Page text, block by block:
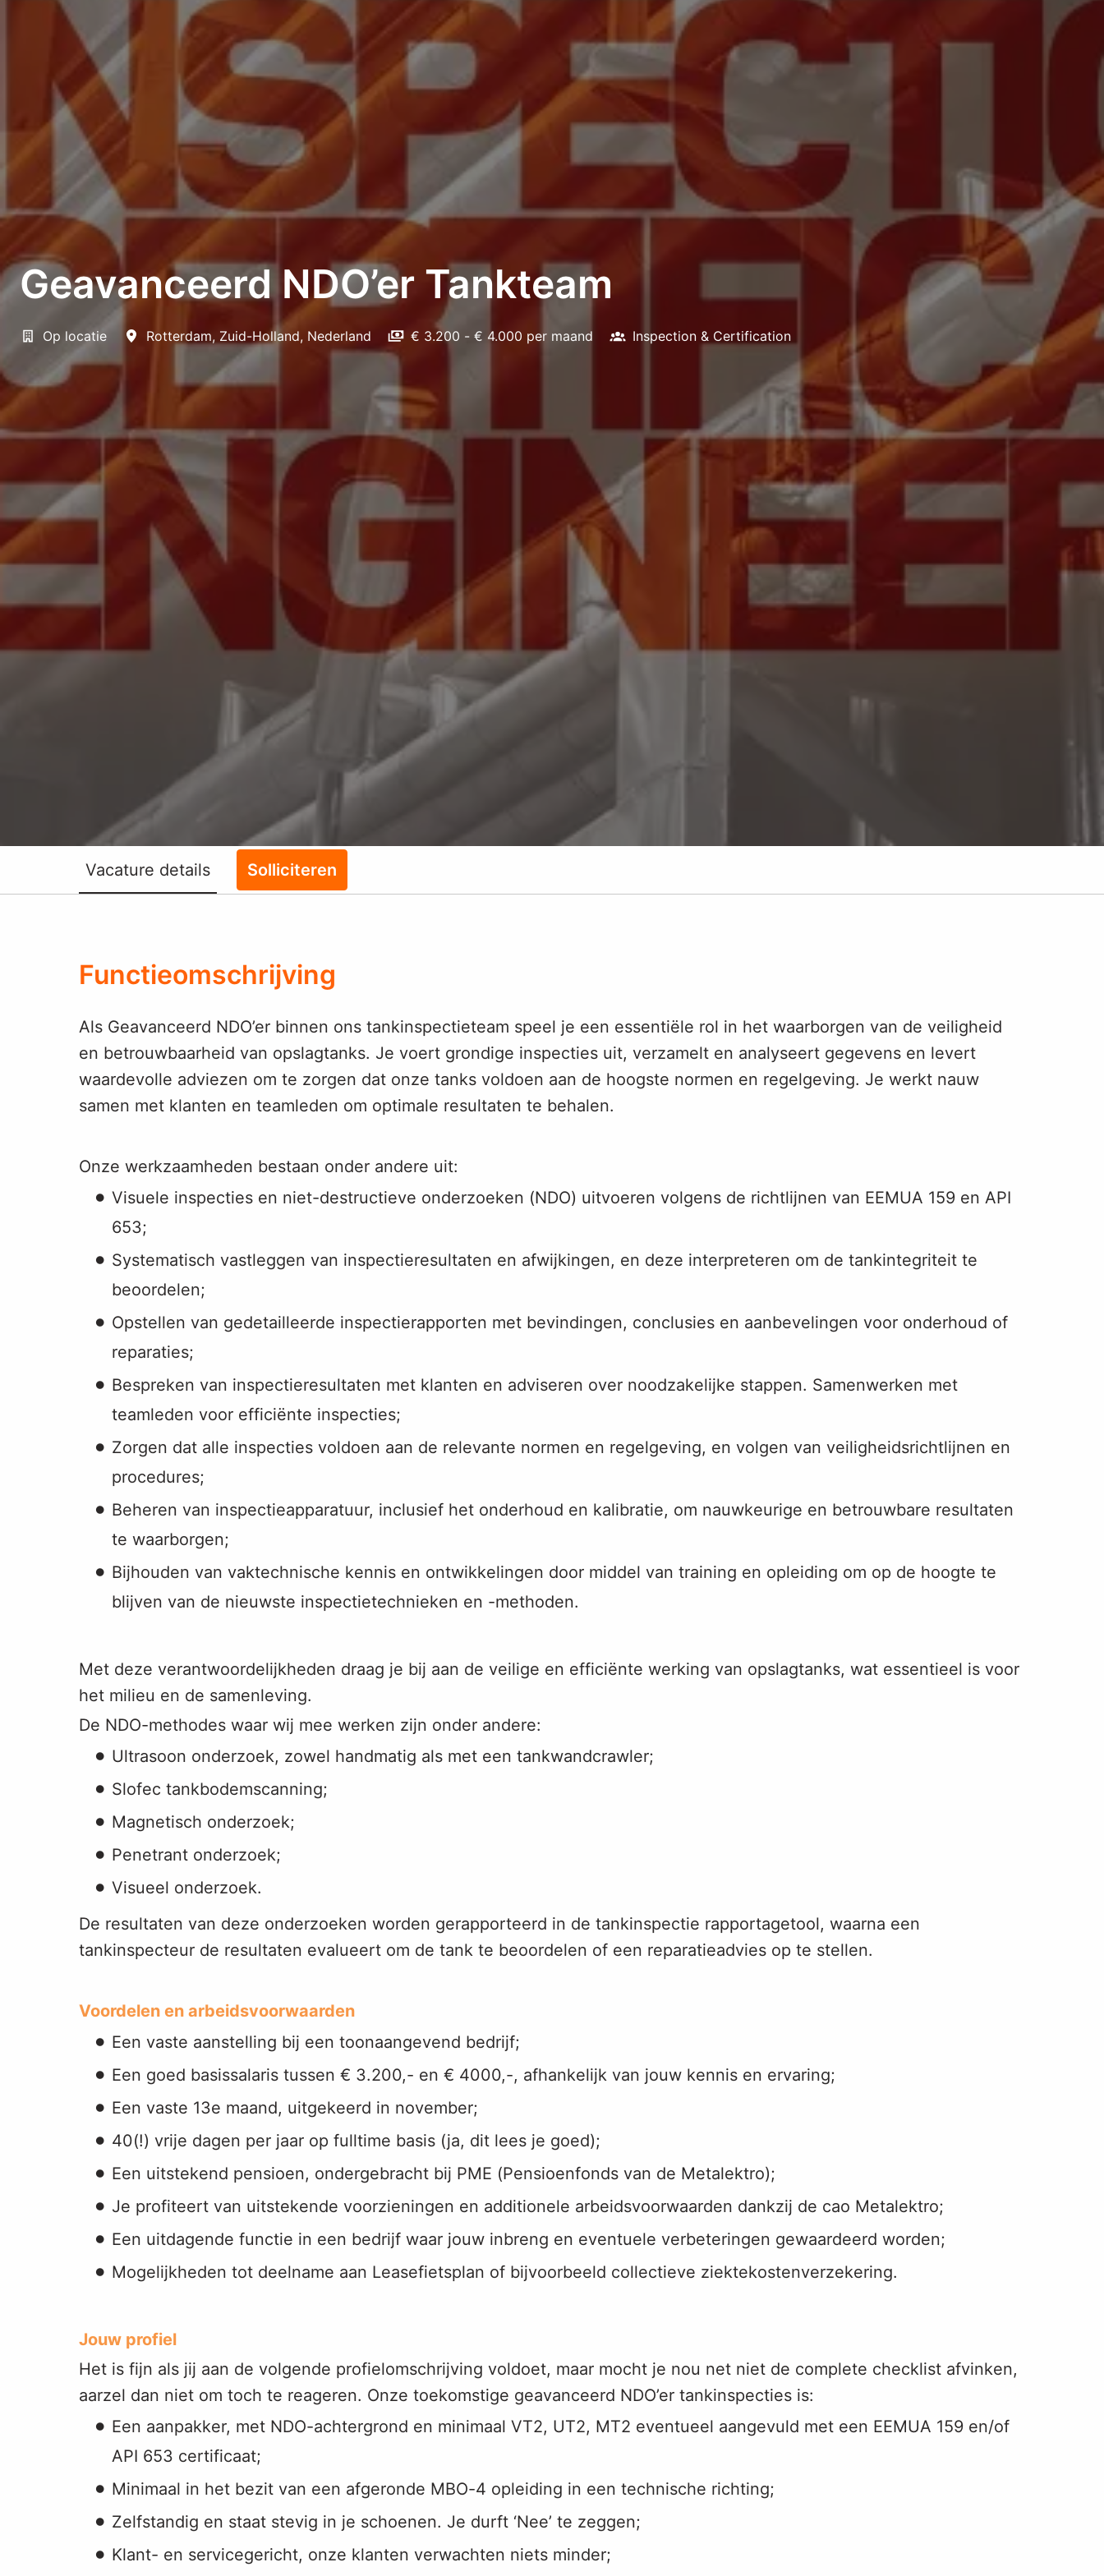
Geavanceerd NDO’er Tankteam
Op locatie Rotterdam, Zuid-Holland, Nederland € 3.200 - € 4.000 per maand Inspection & Certification
Vacature details Solliciteren
Functieomschrijving
Als Geavanceerd NDO’er binnen ons tankinspectieteam speel je een essentiële rol in het waarborgen van de veiligheid
en betrouwbaarheid van opslagtanks. Je voert grondige inspecties uit, verzamelt en analyseert gegevens en levert
waardevolle adviezen om te zorgen dat onze tanks voldoen aan de hoogste normen en regelgeving. Je werkt nauw
samen met klanten en teamleden om optimale resultaten te behalen.
Onze werkzaamheden bestaan onder andere uit:
Visuele inspecties en niet-destructieve onderzoeken (NDO) uitvoeren volgens de richtlijnen van EEMUA 159 en API
653;
Systematisch vastleggen van inspectieresultaten en afwijkingen, en deze interpreteren om de tankintegriteit te
beoordelen;
Opstellen van gedetailleerde inspectierapporten met bevindingen, conclusies en aanbevelingen voor onderhoud of
reparaties;
Bespreken van inspectieresultaten met klanten en adviseren over noodzakelijke stappen. Samenwerken met
teamleden voor efficiënte inspecties;
Zorgen dat alle inspecties voldoen aan de relevante normen en regelgeving, en volgen van veiligheidsrichtlijnen en
procedures;
Beheren van inspectieapparatuur, inclusief het onderhoud en kalibratie, om nauwkeurige en betrouwbare resultaten
te waarborgen;
Bijhouden van vaktechnische kennis en ontwikkelingen door middel van training en opleiding om op de hoogte te
blijven van de nieuwste inspectietechnieken en -methoden.
Met deze verantwoordelijkheden draag je bij aan de veilige en efficiënte werking van opslagtanks, wat essentieel is voor
het milieu en de samenleving.
De NDO-methodes waar wij mee werken zijn onder andere:
Ultrasoon onderzoek, zowel handmatig als met een tankwandcrawler;
Slofec tankbodemscanning;
Magnetisch onderzoek;
Penetrant onderzoek;
Visueel onderzoek.
De resultaten van deze onderzoeken worden gerapporteerd in de tankinspectie rapportagetool, waarna een
tankinspecteur de resultaten evalueert om de tank te beoordelen of een reparatieadvies op te stellen.
Voordelen en arbeidsvoorwaarden
Een vaste aanstelling bij een toonaangevend bedrijf;
Een goed basissalaris tussen € 3.200,- en € 4000,-, afhankelijk van jouw kennis en ervaring;
Een vaste 13e maand, uitgekeerd in november;
40(!) vrije dagen per jaar op fulltime basis (ja, dit lees je goed);
Een uitstekend pensioen, ondergebracht bij PME (Pensioenfonds van de Metalektro);
Je profiteert van uitstekende voorzieningen en additionele arbeidsvoorwaarden dankzij de cao Metalektro;
Een uitdagende functie in een bedrijf waar jouw inbreng en eventuele verbeteringen gewaardeerd worden;
Mogelijkheden tot deelname aan Leasefietsplan of bijvoorbeeld collectieve ziektekostenverzekering.
Jouw profiel
Het is fijn als jij aan de volgende profielomschrijving voldoet, maar mocht je nou net niet de complete checklist afvinken,
aarzel dan niet om toch te reageren. Onze toekomstige geavanceerd NDO’er tankinspecties is:
Een aanpakker, met NDO-achtergrond en minimaal VT2, UT2, MT2 eventueel aangevuld met een EEMUA 159 en/of
API 653 certificaat;
Minimaal in het bezit van een afgeronde MBO-4 opleiding in een technische richting;
Zelfstandig en staat stevig in je schoenen. Je durft ‘Nee’ te zeggen;
Klant- en servicegericht, onze klanten verwachten niets minder;